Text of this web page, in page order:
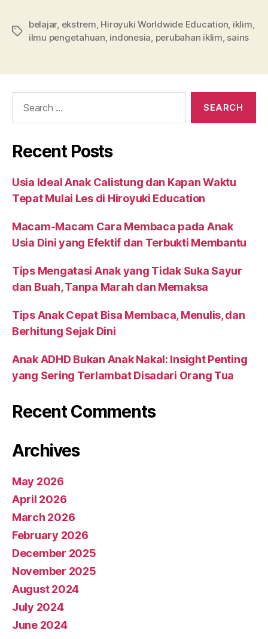
belajar, ekstrem Hiroyuki Worldwide Education iklim
ilmu pengetahuan indonesia perubahan iklim sains
Recent Posts
Usia Ideal Anak Calistung dan Kapan Waktu
Tepat Mulai Les di Hiroyuki Education
Macam-Macam Cara Membaca pada Anak
Usia Dini yang Efektif dan Terbukti Membantu
Tips Mengatasi Anak yang Tidak Suka Sayur
dan Buah, Tanpa Marah dan Memaksa
Tips Anak Cepat Bisa Membaca, Menulis, dan
Berhitung Sejak Dini
Anak ADHD Bukan Anak Nakal: Insight Penting
yang Sering Terlambat Disadari Orang Tua
Recent Comments
Archives
May 2026
April 2026
March 2026
February 2026
December 2025
November 2025
August 2024
July 2024
June 2024